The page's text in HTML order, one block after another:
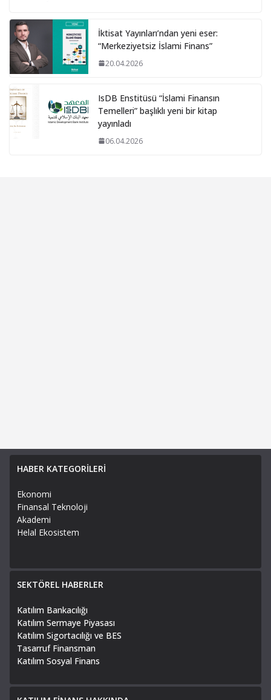
İktisat Yayınları’ndan yeni eser:
“Merkeziyetsiz İslami Finans”
20.04.2026
IsDB Enstitüsü “İslami Finansın
Temelleri” başlıklı yeni bir kitap
yayınladı
06.04.2026
HABER KATEGORİLERİ
Ekonomi
Finansal Teknoloji
Akademi
Helal Ekosistem
SEKTÖREL HABERLER
Katılım Bankacılığı
Katılım Sermaye Piyasası
Katılım Sigortacılığı ve BES
Tasarruf Finansman
Katılım Sosyal Finans